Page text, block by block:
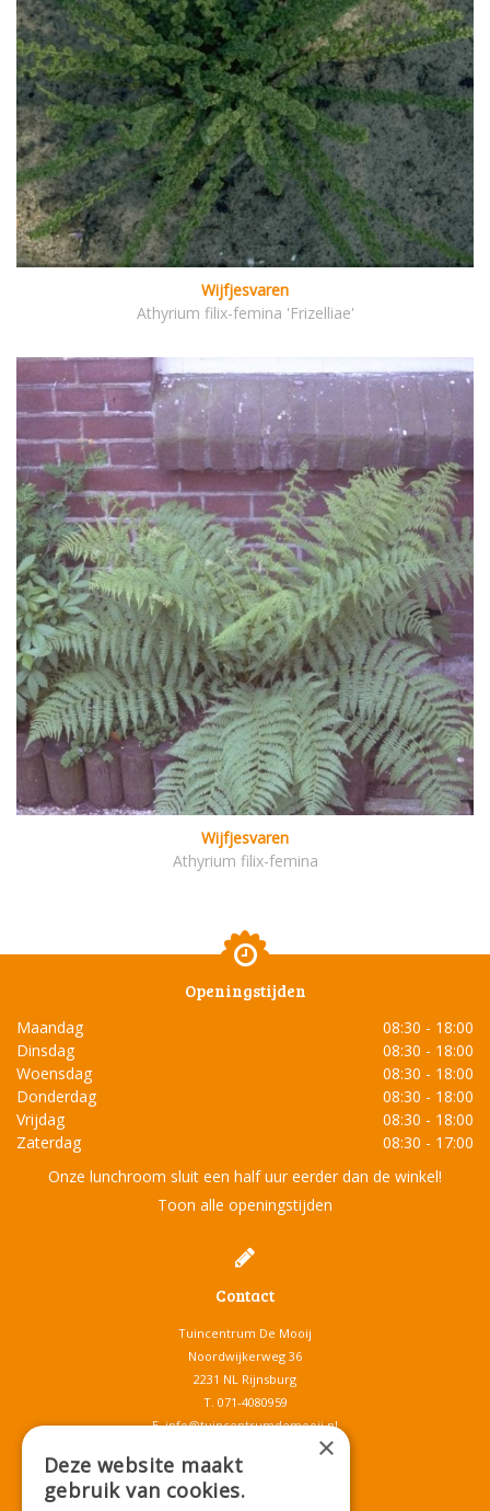
Wijfjesvaren
Athyrium filix-femina 'Frizelliae'
Wijfjesvaren
Athyrium filix-femina
Openingstijden
Maandag
08:30 - 18:00
Dinsdag
08:30 - 18:00
Woensdag
08:30 - 18:00
Donderdag
08:30 - 18:00
Vrijdag
08:30 - 18:00
Zaterdag
08:30 - 17:00
Onze lunchroom sluit een half uur eerder dan de winkel!
Toon alle openingstijden
Contact
Tuincentrum De Mooij
Noordwijkerweg 36
2231 NL Rijnsburg
T. 071-4080959
E.info@tuincentrumdemooij.nl
×
Deze website maakt
gebruik van cookies.